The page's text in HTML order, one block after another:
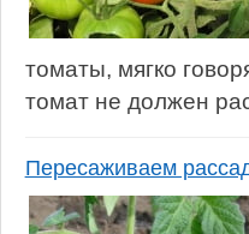
томаты, мягко
томат не должен
Пересаживаем